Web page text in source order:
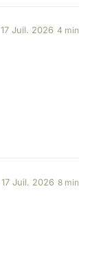
17 Juil. 2026 4 min
17 Juil. 2026 8 min